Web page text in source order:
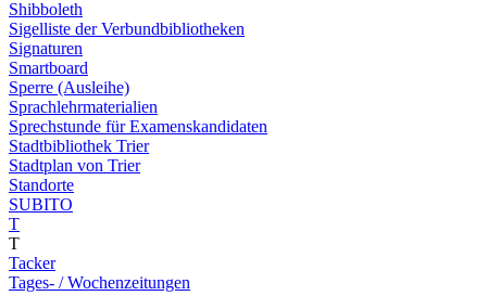
Shibboleth
Sigelliste der Verbundbibliotheken
Signaturen
Smartboard
Sperre (Ausleihe)
Sprachlehrmaterialien
Sprechstunde für Examenskandidaten
Stadtbibliothek Trier
Stadtplan von Trier
Standorte
SUBITO
T
T
Tacker
Tages- / Wochenzeitungen